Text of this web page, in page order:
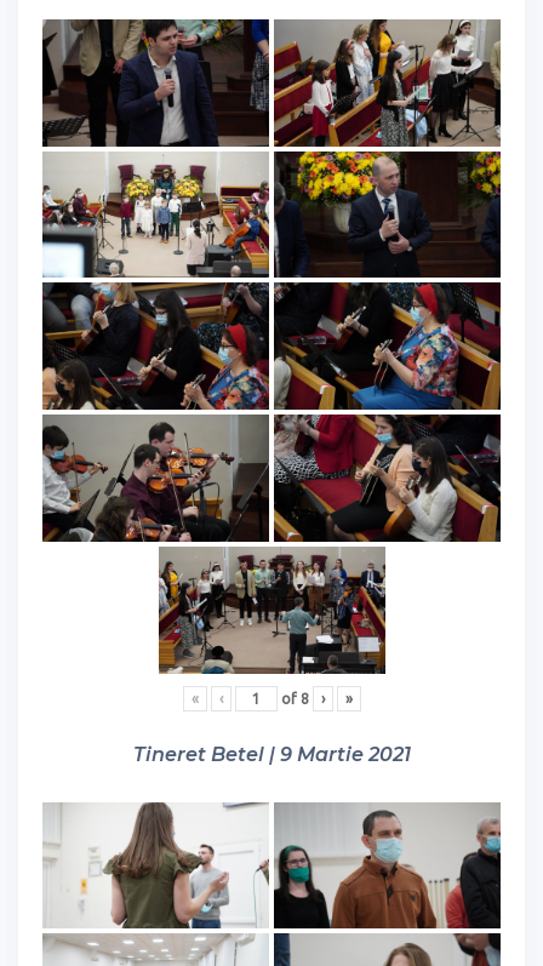
« ‹ of 8 › »
Tineret Betel | 9 Martie 2021